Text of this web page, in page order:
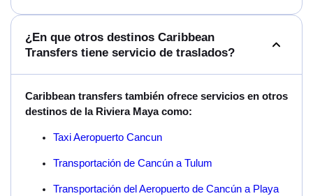
¿En que otros destinos Caribbean
Transfers tiene servicio de traslados?
Caribbean transfers también ofrece servicios en otros
destinos de la Riviera Maya como:
Taxi Aeropuerto Cancun
Transportación de Cancún a Tulum
Transportación del Aeropuerto de Cancún a Playa